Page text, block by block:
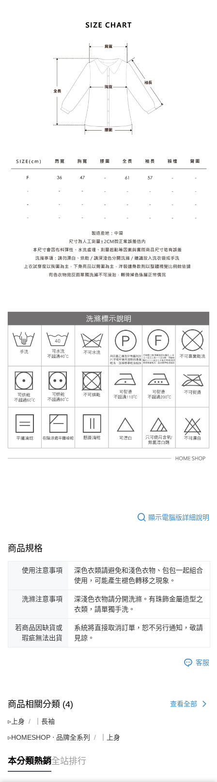
顯示電腦版詳細說明
商品規格
使用注意事項
深色衣類請避免和淺色衣物、包包一起組合
使用，可能產生褪色轉移之現象。
洗滌注意事項
深淺色衣物請分開洗滌。有珠飾金屬造型之
衣類，請單獨手洗。
若商品因缺貨或
瑕疵無法出貨
系統將直接取消訂單，恕不另行通知，敬請
見諒。
客服
商品相關分類 (4) 查看全部
▹上身 ｜長袖
▹HOMESHOP ‧ 品牌全系列 ｜上身
本分類熱銷全站排行